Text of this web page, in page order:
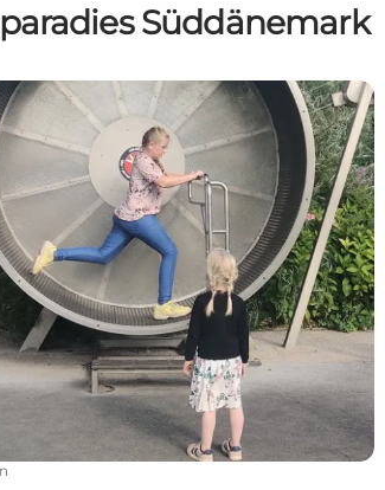
Süddänemark
Spaß macht